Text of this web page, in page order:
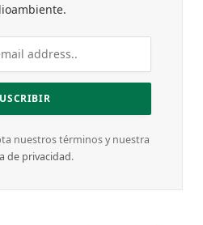
nuestros términos y nuestra
de privacidad.